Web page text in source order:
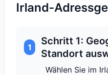
Irland-
1
Schritt 1:
Standort
Wählen Sie im